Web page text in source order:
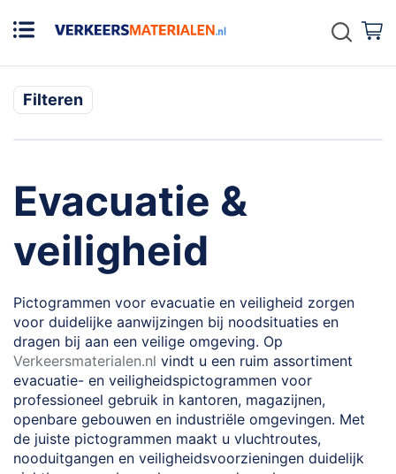
Zoek
Evacuatie &
veiligheid
Pictogrammen voor evacuatie en veiligheid zorgen
voor duidelijke aanwijzingen bij noodsituaties en
dragen bij aan een veilige omgeving. Op
Verkeersmaterialen.nl vindt u een ruim assortiment
evacuatie- en veiligheidspictogrammen voor
professioneel gebruik in kantoren, magazijnen,
openbare gebouwen en industriële omgevingen. Met
de juiste pictogrammen maakt u vluchtroutes,
nooduitgangen en veiligheidsvoorzieningen duidelijk
Filteren